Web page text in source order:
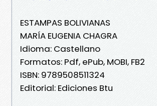
ESTAMPAS BOLIVIANAS
MARÍA EUGENIA CHAGRA
Idioma: Castellano
Formatos: Pdf, ePub, MOBI, FB2
ISBN: 9789508511324
Editorial: Ediciones Btu